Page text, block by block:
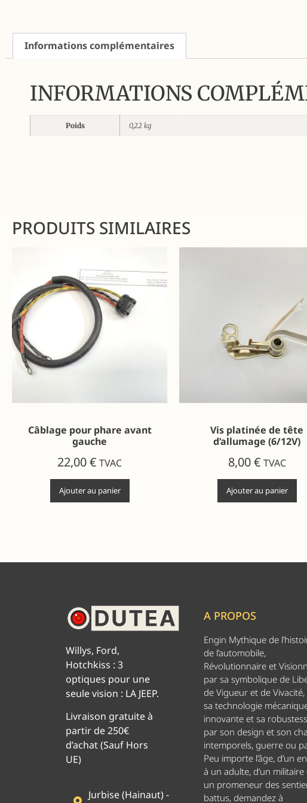
Informations complémentaires
INFORMATIONS
Poids 0,22 kg
PRODUITS SIMILAIRES
Câblage pour phare avant
gauche
22,00€ TVAC
Ajouter au panier
Vis platinée de tête
d’allumage (6/12V)
8,00€ TVAC
Ajouter au panier
Willys, Ford,
Hotchkiss : 3
optiques pour une
seule vision : LA JEEP.
Livraison gratuite à
partir de 250€
d’achat (Sauf Hors
UE)
Jurbise (Hainaut) -
A PROPOS
Engin Mythique de
de l’automobile,
Révolutionnaire et
par sa symbolique de
de Vigueur et de
sa technologie
innovante et sa
par son design et son
intemporels, guerre ou
Peu importe l’âge, d’un
à un adulte, d’un militaire
un promeneur des
battus, demandez à